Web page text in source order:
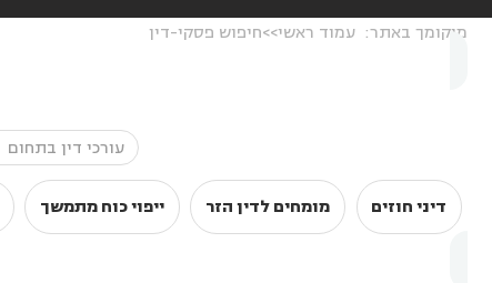
מיקומך באתר: עמוד ראשי חיפוש פסקי-דין
דיני חוזים מומחים לדין הזר ייפוי כוח מתמשך